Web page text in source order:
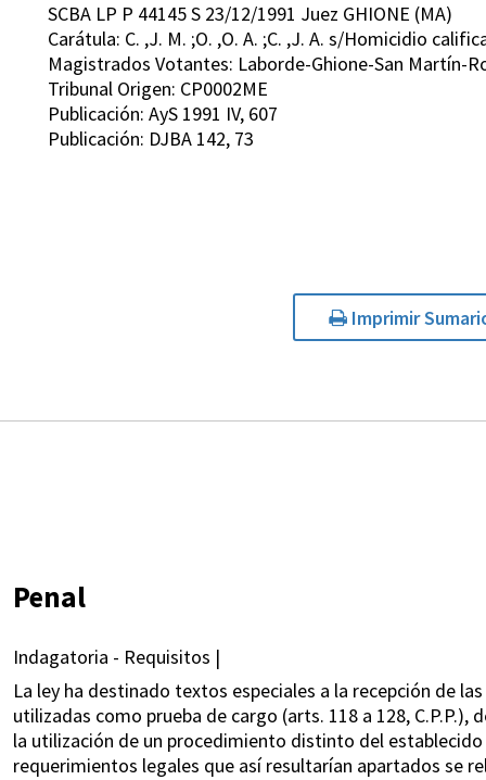
SCBA LP P 44145 S 23/12/1991 Juez GHIONE (MA)
Carátula: C. ,J. M. ;O. ,O. A. ;C. ,J. A. s/Homicidio
Magistrados Votantes: Laborde-Ghione-San Martín-
Tribunal Origen: CP0002ME
Publicación: AyS 1991 IV, 607
Publicación: DJBA 142, 73
Imprimir
Penal
Indagatoria - Requisitos |
La ley ha destinado textos especiales a la recepción de
utilizadas como prueba de cargo (arts. 118 a 128,
la utilización de un procedimiento distinto del
requerimientos legales que así resultarían apartados se